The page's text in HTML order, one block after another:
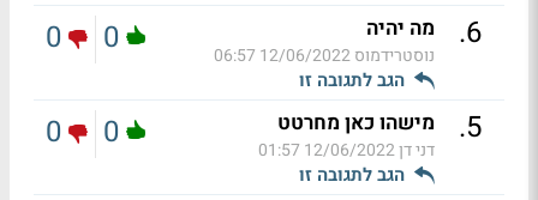
6
. מה יהיה
נוסטרידמוס12/06/2022 06:57
הגב לתגובה זו
0
0
5
. מישהו כאן מחרטט
דני דן12/06/2022 01:57
הגב לתגובה זו
0
0